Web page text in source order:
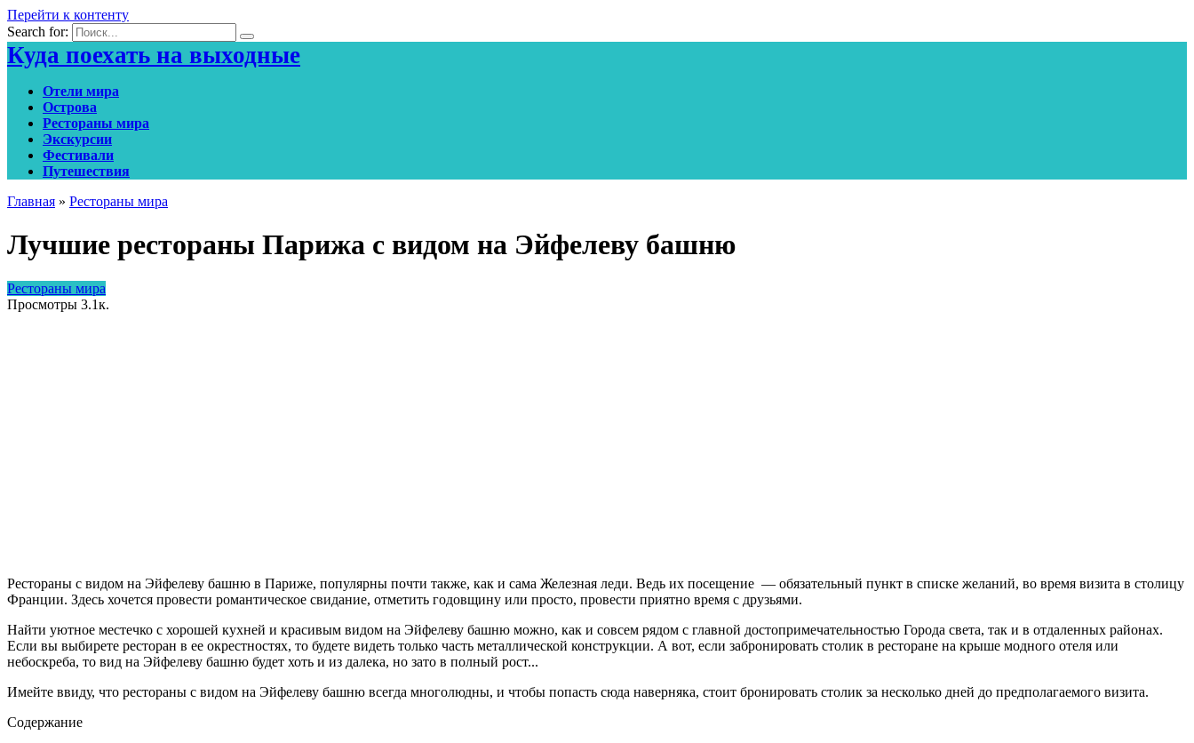
Перейти к контенту
Search for:
Куда поехать на выходные
Отели мира
Острова
Рестораны мира
Экскурсии
Фестивали
Путешествия
Главная » Рестораны мира
Лучшие рестораны Парижа с видом на Эйфелеву башню
Рестораны мира
Просмотры 3.1к.
Рестораны с видом на Эйфелеву башню в Париже, популярны почти также, как и сама Железная леди. Ведь их посещение — обязательный пункт в списке желаний, во время визита в столицу
Франции. Здесь хочется провести романтическое свидание, отметить годовщину или просто, провести приятно время с друзьями.
Найти уютное местечко с хорошей кухней и красивым видом на Эйфелеву башню можно, как и совсем рядом с главной достопримечательностью Города света, так и в отдаленных районах.
Если вы выбирете ресторан в ее окрестностях, то будете видеть только часть металлической конструкции. А вот, если забронировать столик в ресторане на крыше модного отеля или
небоскреба, то вид на Эйфелеву башню будет хоть и из далека, но зато в полный рост...
Имейте ввиду, что рестораны с видом на Эйфелеву башню всегда многолюдны, и чтобы попасть сюда наверняка, стоит бронировать столик за несколько дней до предполагаемого визита.
Содержание